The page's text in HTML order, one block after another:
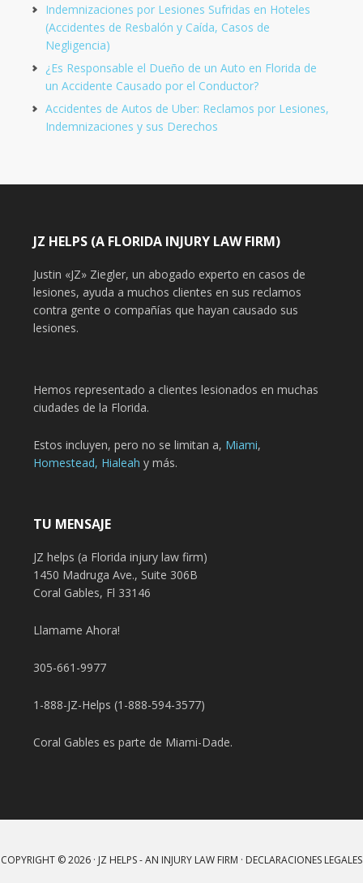
Indemnizaciones por Lesiones Sufridas en Hoteles
(Accidentes de Resbalón y Caída, Casos de
Negligencia)
¿Es Responsable el Dueño de un Auto en Florida de
un Accidente Causado por el Conductor?
Accidentes de Autos de Uber: Reclamos por Lesiones,
Indemnizaciones y sus Derechos
JZ HELPS (A FLORIDA INJURY LAW FIRM)
Justin «JZ» Ziegler, un abogado experto en casos de
lesiones, ayuda a muchos clientes en sus reclamos
contra gente o compañías que hayan causado sus
lesiones.
Hemos representado a clientes lesionados en muchas
ciudades de la Florida.
Estos incluyen, pero no se limitan a, Miami,
Homestead, Hialeah y más.
TU MENSAJE
JZ helps (a Florida injury law firm)
1450 Madruga Ave., Suite 306B
Coral Gables, Fl 33146
Llamame Ahora!
305-661-9977
1-888-JZ-Helps (1-888-594-3577)
Coral Gables es parte de Miami-Dade.
COPYRIGHT © 2026 · JZ HELPS - AN INJURY LAW FIRM · DECLARACIONES LEGALES